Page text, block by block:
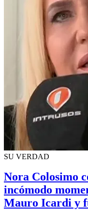
SU VERDAD
Nora Colosimo
incómodo
Mauro Icardi y